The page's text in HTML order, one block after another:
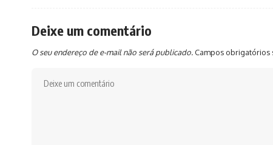
Deixe um comentário
O seu endereço de e-mail não será publicado. Campos obrigatórios